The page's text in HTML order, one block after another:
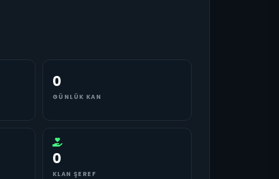
0
GÜNLÜK KAN
0
KLAN ŞEREF